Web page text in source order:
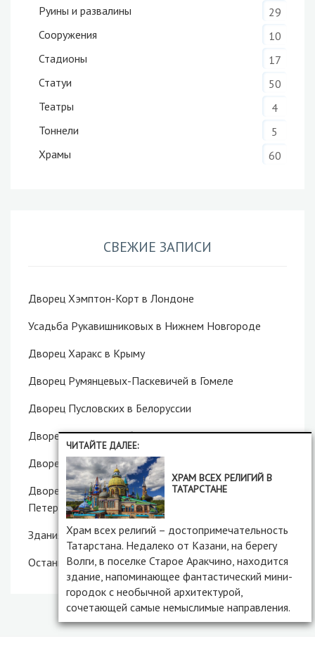
Руины и развалины
29
Сооружения
10
Стадионы
17
Статуи
50
Театры
4
Тоннели
5
Храмы
60
СВЕЖИЕ ЗАПИСИ
Дворец Хэмптон-Корт в Лондоне
Усадьба Рукавишниковых в Нижнем Новгороде
Дворец Харакс в Крыму
Дворец Румянцевых-Паскевичей в Гомеле
Дворец Пусловских в Белоруссии
Дворец Потала в Тибете
Дворец Дюльбер в Крыму
Дворец князей Белосельских-Белозерских в Санкт-
Петербурге
Здания Сената и Синода в Санкт-Петербурге
Останкино – усадьба и башня в Москве
ЧИТАЙТЕ ДАЛЕЕ:
ХРАМ ВСЕХ РЕЛИГИЙ В
ТАТАРСТАНЕ
Храм всех религий – достопримечательность
Татарстана. Недалеко от Казани, на берегу
Волги, в поселке Старое Аракчино, находится
здание, напоминающее фантастический мини-
городок с необычной архитектурой,
сочетающей самые немыслимые направления.